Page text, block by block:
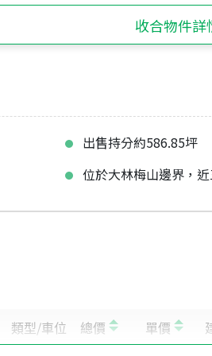
收合物件詳
出售持分約586.85坪
位於大林梅山邊界，